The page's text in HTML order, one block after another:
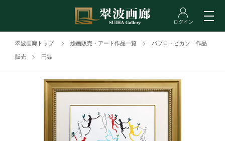
翠波画廊トップ 絵画販売・アート作品一覧 パブロ・ピカソ 作品
販売 円舞